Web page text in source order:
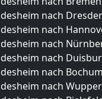
nach
nach
nach
nach
nach Bochum
nach